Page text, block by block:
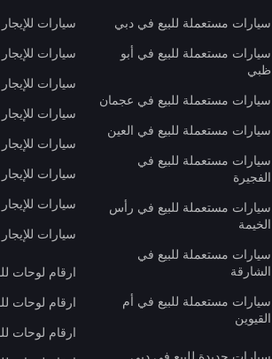
سيارات مستعملة للبيع في دبي
سيارات مستعملة للبيع في أبو
ظبي
سيارات مستعملة للبيع في عجمان
سيارات مستعملة للبيع في العين
سيارات مستعملة للبيع في
الفجيرة
سيارات مستعملة للبيع في رأس
الخيمة
سيارات مستعملة للبيع في
الشارقة
سيارات مستعملة للبيع في أم
القيوين
سيارات
سيارات
سيارات
سيارات
سيارات
سيارات
سيارات
سيارات
ارقام لوحات
ارقام لوحات
ارقام لوحات